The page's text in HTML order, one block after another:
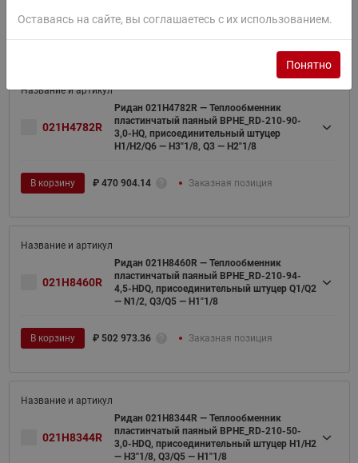
897 630.16
021H4782R
Ридан 021H4782R — Теплообменник
пластинчатый паяный BPHE_RD-210-90-
3,0-HQ, присоединительный штуцер
H1/H2/Q6 — H3"1/8, Q3 — H2"1/8
В корзину ₽ 470 904.14 Заказная позиция
021H8460R
Ридан 021H8460R — Теплообменник
пластинчатый паяный BPHE_RD-210-94-
4,5-HDQ, присоединительный штуцер Q1/Q2
— N1/2, Q3/Q5 — H1"1/8
В корзину ₽ 502 973.36 Заказная позиция
021H8344R
Ридан 021H8344R — Теплообменник
пластинчатый паяный BPHE_RD-210-50-
3,0-HDQ, присоединительный штуцер H1/H2
— H3"1/8, Q3/Q5 — H1"1/8
Оставаясь на сайте, вы соглашаетесь с их использованием.
Понятно